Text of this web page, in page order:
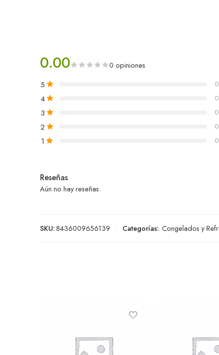
0.00 0 opiniones
5 0
4 0
3 0
2 0
1 0
Reseñas
Aún no hay reseñas.
SKU:8436009656139 Categorías: Congelados y